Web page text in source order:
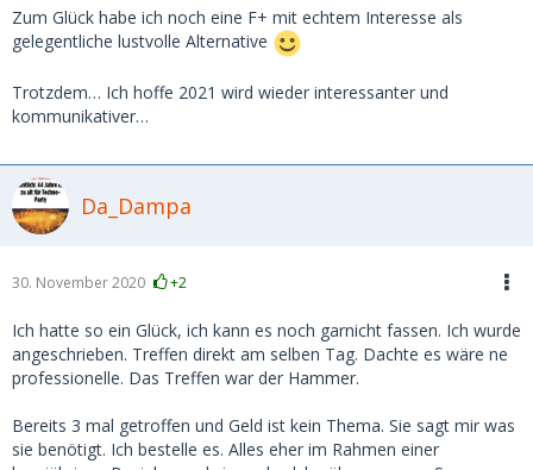
Zum Glück habe ich noch eine F+ mit echtem Interesse als
gelegentliche lustvolle Alternative
Trotzdem… Ich hoffe 2021 wird wieder interessanter und
kommunikativer…
Da_Dampa
30. November 2020 +2
Ich hatte so ein Glück, ich kann es noch garnicht fassen. Ich wurde
angeschrieben. Treffen direkt am selben Tag. Dachte es wäre ne
professionelle. Das Treffen war der Hammer.
Bereits 3 mal getroffen und Geld ist kein Thema. Sie sagt mir was
sie benötigt. Ich bestelle es. Alles eher im Rahmen einer